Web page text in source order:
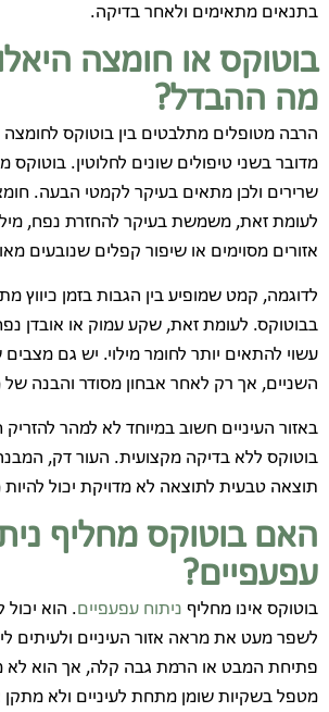
בתנאים מתאימים ולאחר בדיקה.
בוטוקס או חומצה
מה ההבדל?
הרבה מטופלים מתלבטים בין בוטוקס לחומצה
מדובר בשני טיפולים שונים לחלוטין. בוטוקס
שרירים ולכן מתאים בעיקר לקמטי הבעה.
לעומת זאת, משמשת בעיקר להחזרת נפח,
אזורים מסוימים או שיפור קפלים שנובעים
לדוגמה, קמט שמופיע בין הגבות בזמן כיווץ
בבוטוקס. לעומת זאת, שקע עמוק או אובדן
עשוי להתאים יותר לחומר מילוי. יש גם
השניים, אך רק לאחר אבחון מסודר והבנה של
באזור העיניים חשוב במיוחד לא למהר להזריק
בוטוקס ללא בדיקה מקצועית. העור דק, המבנה
תוצאה טבעית לתוצאה לא מדויקת יכול
האם בוטוקס מחליף
עפעפיים?
בוטוקס אינו מחליף ניתוח עפעפיים. הוא
לשפר מעט את מראה אזור העיניים ולעיתים
פתיחת המבט או הרמת גבה קלה, אך הוא לא
מטפל בשקיות שומן מתחת לעיניים ולא